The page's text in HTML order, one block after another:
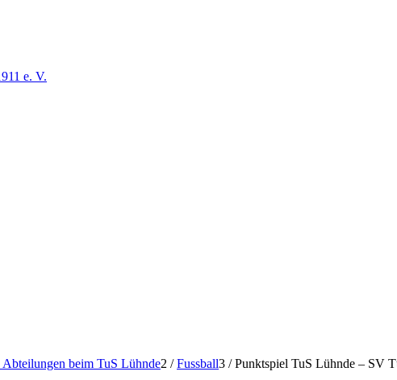
Abteilungen beim TuS Lühnde2 / Fussball3 / Punktspiel TuS Lühnde – SV